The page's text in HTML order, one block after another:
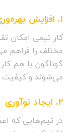
1. افزایش
کار تیمی امکان
مختلف را فراهم
گوناگون با هم
می‌شوند و کیفیت
2. ایجاد نوآوری
در تیم‌هایی که